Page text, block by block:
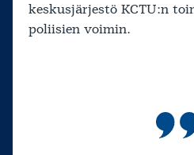
keskusjärjestö KCTU:n
poliisien voimin.